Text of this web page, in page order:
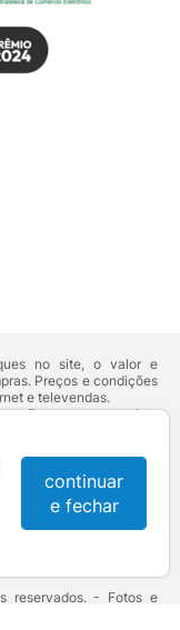
no site, o valor e
Preços e condições
e televendas.
Para compras acima
outros anunciados em
de buscas. Código de
de crédito e risco.
reservados. - Fotos e
continuar
e fechar